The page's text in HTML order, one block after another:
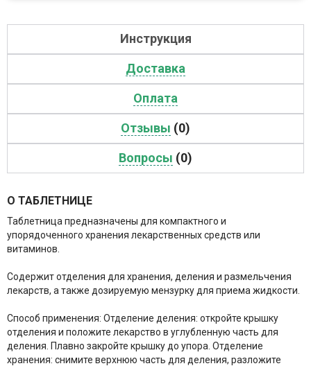
Инструкция
Доставка
Оплата
Отзывы (0)
Вопросы (0)
О ТАБЛЕТНИЦЕ
Таблетница предназначены для компактного и
упорядоченного хранения лекарственных средств или
витаминов.
Содержит отделения для хранения, деления и размельчения
лекарств, а также дозируемую мензурку для приема жидкости.
Способ применения: Отделение деления: откройте крышку
отделения и положите лекарство в углубленную часть для
деления. Плавно закройте крышку до упора. Отделение
хранения: снимите верхнюю часть для деления, разложите